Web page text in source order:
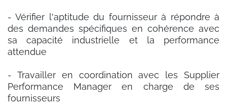
- Vérifier l'aptitude du fournisseur à répondre à
des demandes spécifiques en cohérence avec
sa capacité industrielle et la performance
attendue
- Travailler en coordination avec les Supplier
Performance Manager en charge de ses
fournisseurs